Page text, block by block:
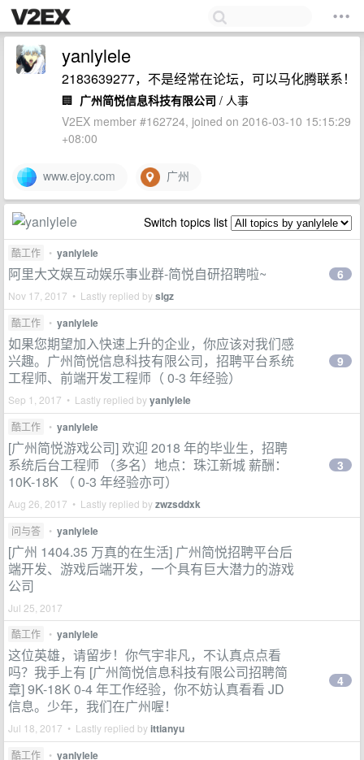
yanlylele
2183639277，不是经常在论坛，可以马化腾联系！
🏢 广州简悦信息科技有限公司 / 人事
V2EX member #162724, joined on 2016-03-10 15:15:29
+08:00
www.ejoy.com 广州
Switch topics list
酷工作 • yanlylele
阿里大文娱互动娱乐事业群-简悦自研招聘啦~
Nov 17, 2017 • Lastly replied byslgz
6
酷工作 • yanlylele
如果您期望加入快速上升的企业，你应该对我们感
兴趣。广州简悦信息科技有限公司，招聘平台系统
工程师、前端开发工程师（ 0-3 年经验）
Sep 1, 2017 • Lastly replied byyanlylele
9
酷工作 • yanlylele
[广州简悦游戏公司] 欢迎 2018 年的毕业生，招聘
系统后台工程师 （多名）地点：珠江新城 薪酬：
10K-18K （ 0-3 年经验亦可）
Aug 26, 2017 • Lastly replied byzwzsddxk
3
问与答 • yanlylele
[广州 1404.35 万真的在生活] 广州简悦招聘平台后
端开发、游戏后端开发，一个具有巨大潜力的游戏
公司
Jul 25, 2017
酷工作
• yanlylele
这位英雄，请留步！你气宇非凡，不认真点点看
吗？我手上有 [广州简悦信息科技有限公司招聘简
章] 9K-18K 0-4 年工作经验，你不妨认真看看 JD
信息。少年，我们在广州喔！
Jul 18, 2017 • Lastly replied byittianyu
4
酷工作 • yanlylele